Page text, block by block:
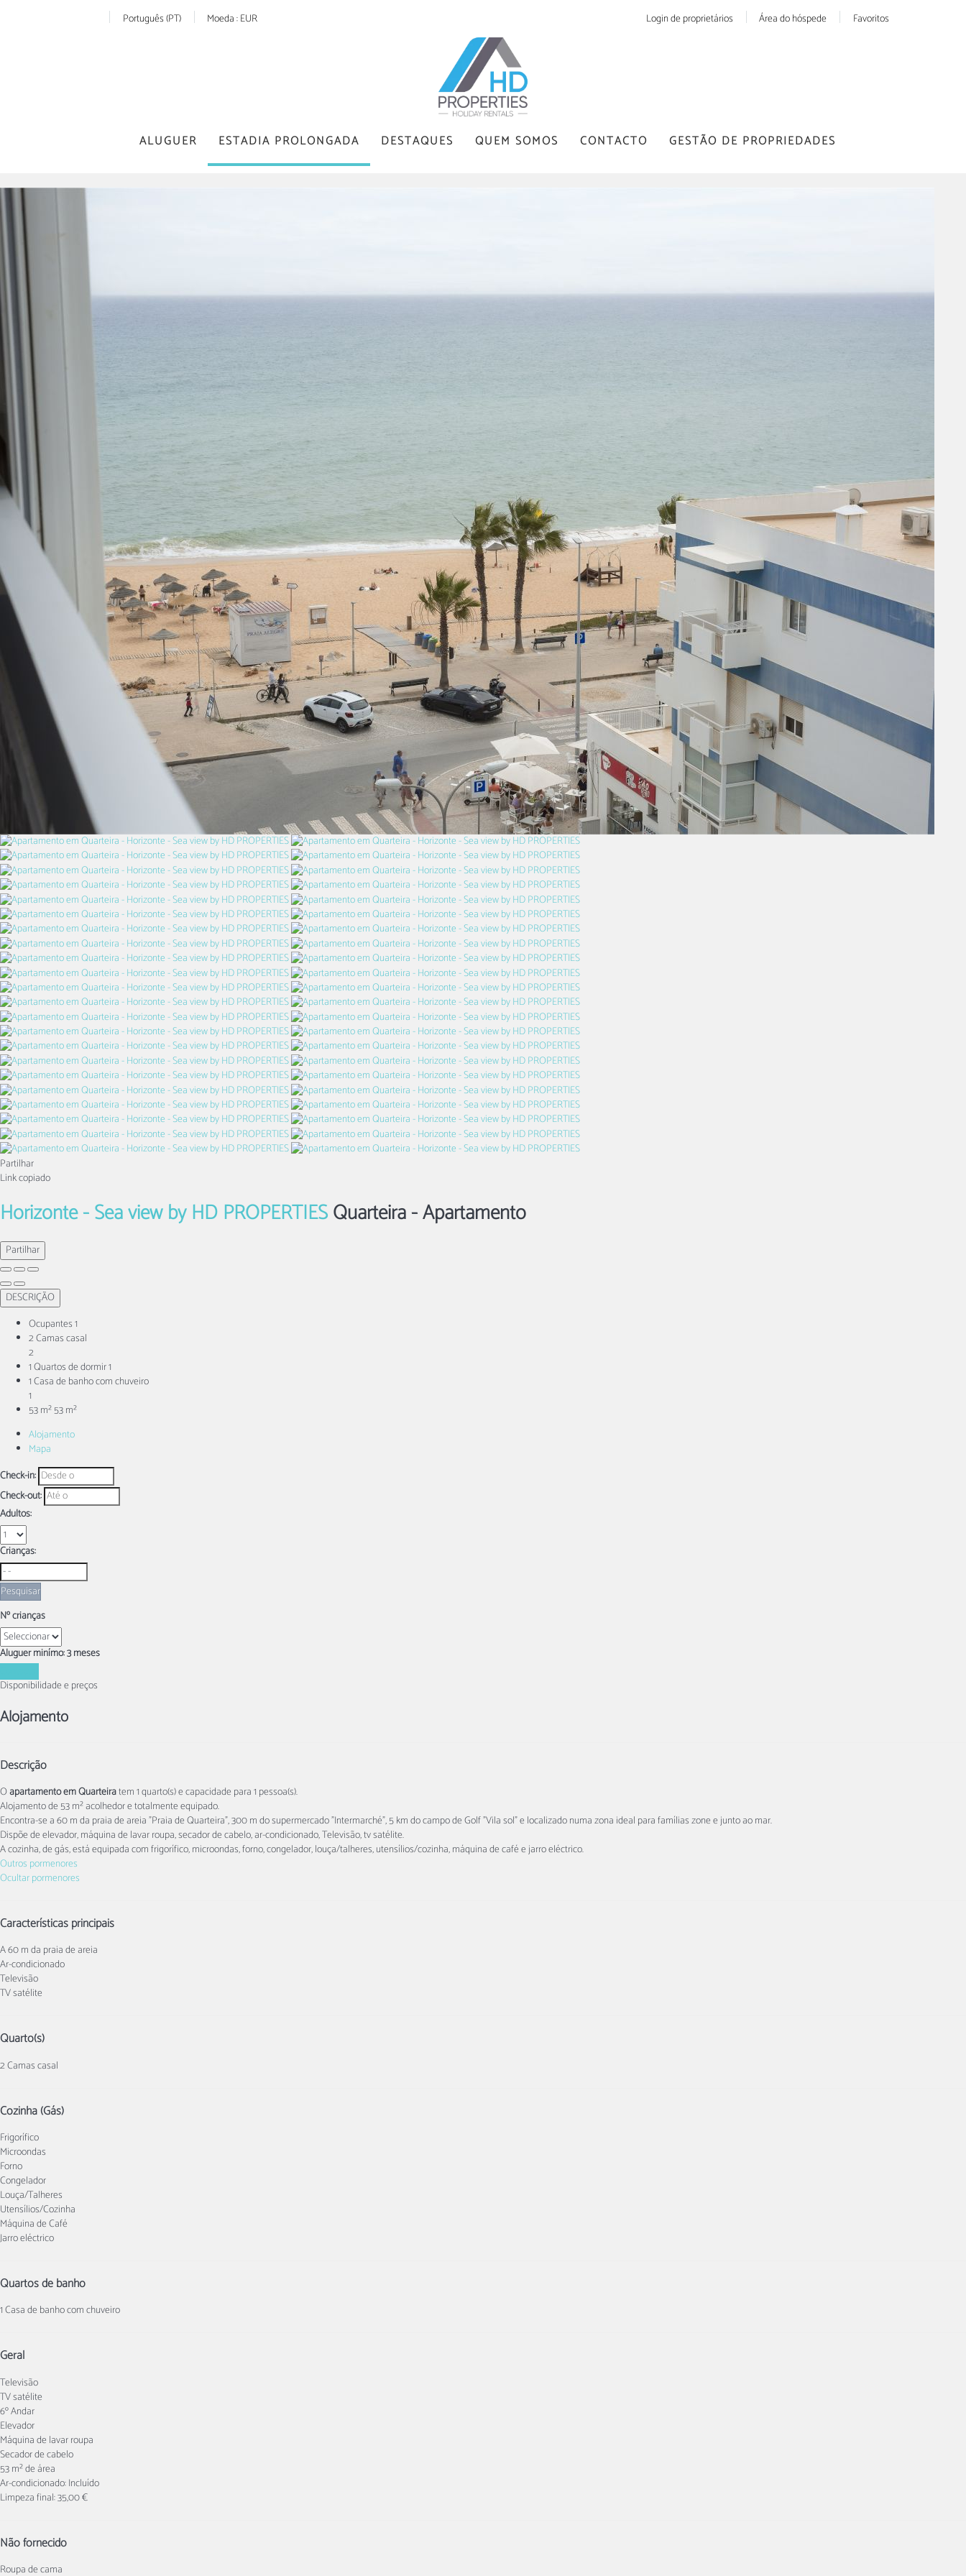
Português (PT) Moeda :EUR Favoritos
Área do hóspede
Login de proprietários
ALUGUER ESTADIA PROLONGADA DESTAQUES QUEM SOMOS CONTACTO GESTÃO DE PROPRIEDADES
Partilhar
Link copiado
Horizonte - Sea view by HD PROPERTIESQuarteira -Apartamento
Partilhar
DESCRIÇÃO
Ocupantes1
2 Camas casal
2
1 Quartos de dormir1
1 Casa de banho com chuveiro
1
53 m²53 m²
Alojamento
Mapa
Check-in:
Check-out:
Adultos:
Crianças:
Pesquisar
Nº crianças
Aluguer minímo: 3 meses
Disponibilidade e preços
Alojamento
Descrição
Oapartamento em Quarteiratem 1 quarto(s) e capacidade para 1 pessoa(s).
Alojamento de 53 m² acolhedor e totalmente equipado.
Encontra-se a 60 m da praia de areia "Praia de Quarteira", 300 m do supermercado "Intermarché", 5 km do campo de Golf "Vila sol" e localizado numa zona ideal para famílias zone e junto ao mar.
Dispõe de elevador, máquina de lavar roupa, secador de cabelo, ar-condicionado, Televisão, tv satélite.
A cozinha, de gás, está equipada com frigorífico, microondas, forno, congelador, louça/talheres, utensílios/cozinha, máquina de café e jarro eléctrico.
Outros pormenores
Ocultar pormenores
Características principais
A 60 m da praia de areia
Ar-condicionado
Televisão
TV satélite
Quarto(s)
2 Camas casal
Cozinha (Gás)
Frigorífico
Microondas
Forno
Congelador
Louça/Talheres
Utensílios/Cozinha
Máquina de Café
Jarro eléctrico
Quartos de banho
1 Casa de banho com chuveiro
Geral
Televisão
TV satélite
6º Andar
Elevador
Máquina de lavar roupa
Secador de cabelo
53 m² de área
Ar-condicionado: Incluído
Limpeza final: 35,00 €
Não fornecido
Roupa de cama